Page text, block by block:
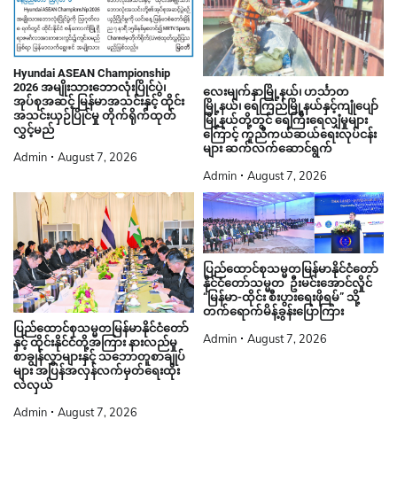
Hyundai ASEAN Championship
2026 အမျိုးသားဘောလုံးပြိုင်ပွဲ၊
အုပ်စုအဆင့် မြန်မာအသင်းနှင့် ထိုင်း
အသင်းယှဉ်ပြိုင်မှု တိုက်ရိုက်ထုတ်
လွှင့်မည်
Admin August 7, 2026
လေးမျက်နှာမြို့နယ်၊ ဟင်္သာတ
မြို့နယ်၊ ရေကြည်မြို့နယ်နှင့်ကျုံပျော်
မြို့နယ်တို့တွင် ရေကြီးရေလျှံမှုများ
ကြောင့် ကူညီကယ်ဆယ်ရေးလုပ်ငန်း
များ ဆက်လက်ဆောင်ရွက်
Admin August 7, 2026
ပြည်ထောင်စုသမ္မတမြန်မာနိုင်ငံတော်
နှင့် ထိုင်းနိုင်ငံတို့အကြား နားလည်မှု
စာချွန်လွှာများနှင့် သဘောတူစာချုပ်
များ အပြန်အလှန်လက်မှတ်ရေးထိုး
လဲလှယ်
Admin August 7, 2026
ပြည်ထောင်စုသမ္မတမြန်မာနိုင်ငံတော်
နိုင်ငံတော်သမ္မတ ဦးမင်းအောင်လှိုင်
“မြန်မာ-ထိုင်း စီးပွားရေးဖိုရမ်” သို့
တက်ရောက်မိန့်ခွန်းပြောကြား
Admin August 7, 2026